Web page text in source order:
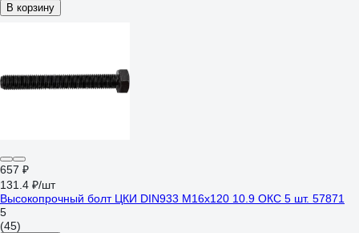
В корзину
657 ₽
131.4 ₽/шт
Высокопрочный болт ЦКИ DIN933 М16х120 10.9 ОКС 5 шт. 57871
5
(45)